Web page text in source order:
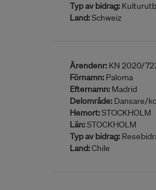
Typ av bidrag:
Land:Schweiz
Ärendenr:KN 2020/
Förnamn:Paloma
Efternamn:Madrid
Delområde:Dansare/
Hemort:STOCKHOLM
Län:STOCKHOLM
Typ av bidrag:
Land:Chile